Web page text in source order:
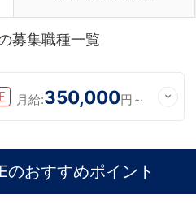
募集職種一覧
月給:350,000円～
のおすすめポイント